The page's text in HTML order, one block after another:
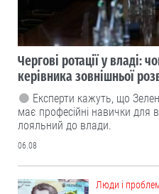
Чергові ротації у владі:
керівника зовнішньої
Експерти кажуть, що
має професійні навички для
лояльний до влади.
06.08
Люди і